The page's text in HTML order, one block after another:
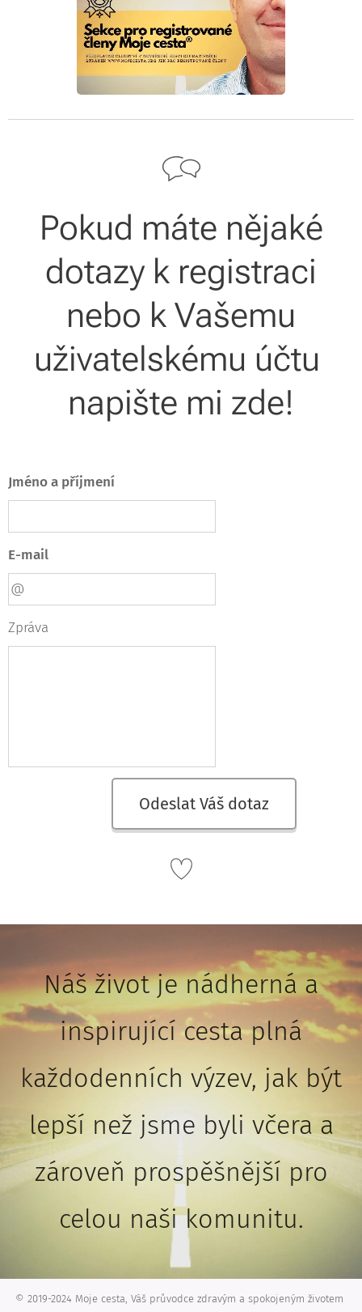
Pokud máte nějaké
dotazy k registraci
nebo k Vašemu
uživatelskému účtu
napište mi zde!
Jméno a příjmení
E-mail
Zpráva
Odeslat Váš dotaz
Náš život je nádherná a
inspirující cesta plná
každodenních výzev, jak být
lepší než jsme byli včera a
zároveň prospěšnější pro
celou naši komunitu.
© 2019-2024 Moje cesta, Váš průvodce zdravým a spokojeným životem